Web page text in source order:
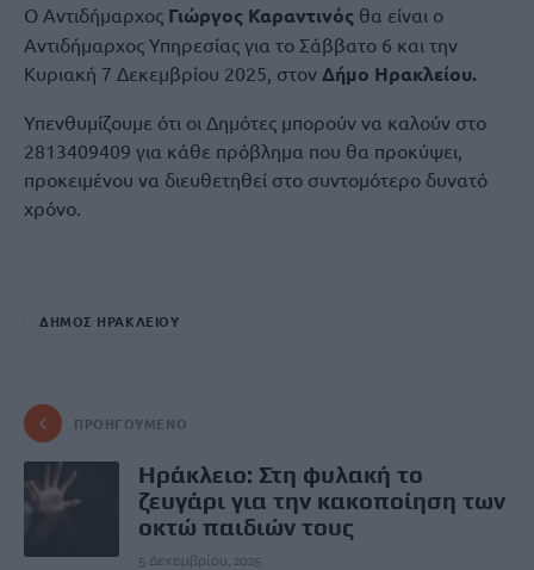
O Αντιδήμαρχος Γιώργος Καραντινός θα είναι o
Αντιδήμαρχος Υπηρεσίας για το Σάββατο 6 και την
Κυριακή 7 Δεκεμβρίου 2025, στον Δήμο Ηρακλείου.
Υπενθυμίζουμε ότι οι Δημότες μπορούν να καλούν στο
2813409409 για κάθε πρόβλημα που θα προκύψει,
προκειμένου να διευθετηθεί στο συντομότερο δυνατό
χρόνο.
ΔΗΜΟΣ ΗΡΑΚΛΕΙΟΥ
ΠΡΟΗΓΟΎΜΕΝΟ
Ηράκλειο: Στη φυλακή το
ζευγάρι για την κακοποίηση των
οκτώ παιδιών τους
5 Δεκεμβρίου, 2025